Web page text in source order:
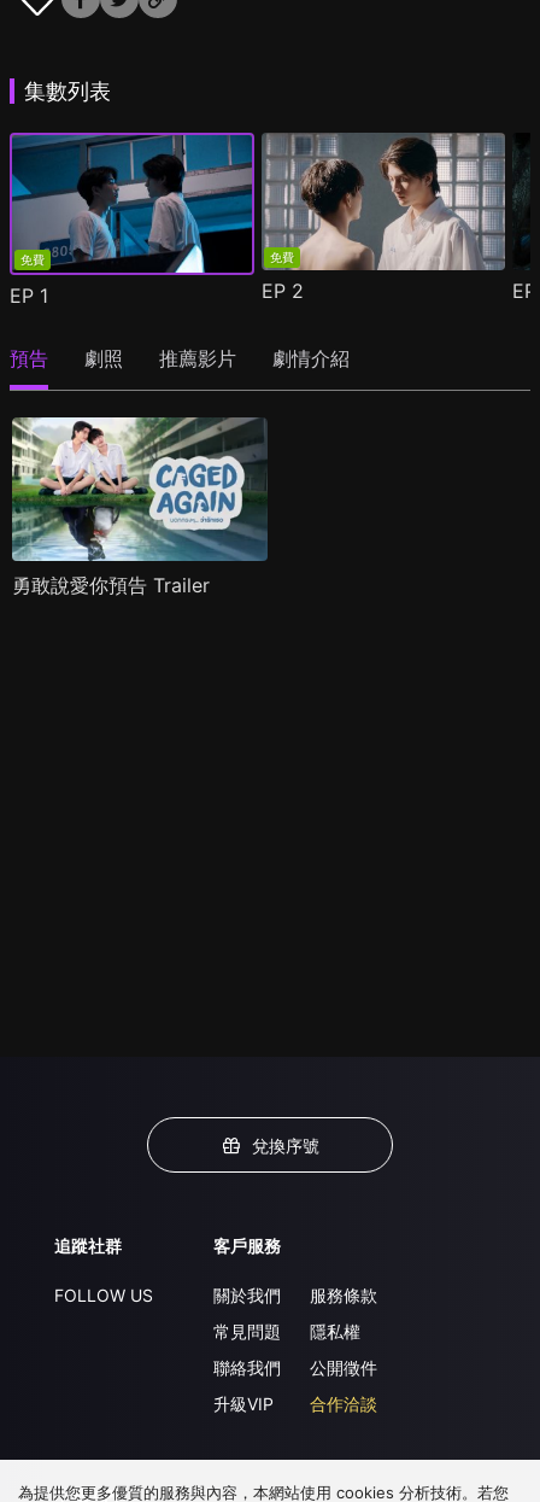
集數列表
免費
EP 1
免費
EP 2
預告 劇照 推薦影片 劇情介紹
勇敢說愛你預告 Trailer
兌換序號
追蹤社群
FOLLOW US
客戶服務
關於我們
常見問題
聯絡我們
升級VIP
服務條款
隱私權
公開徵件
合作洽談
下載 APP
為提供您更多優質的服務與內容，本網站使用 cookies 分析技術。若您